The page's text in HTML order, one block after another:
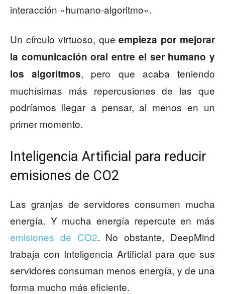
interacción «humano-algoritmo».
Un círculo virtuoso, queempieza por mejorar
la comunicación oral entre el ser humano y
los algoritmos, pero que acaba teniendo
muchísimas más repercusiones de las que
podríamos llegar a pensar, al menos en un
primer momento.
Inteligencia Artificial para reducir
emisiones de CO2
Las granjas de servidores consumen mucha
energía. Y mucha energía repercute en más
emisiones de CO2. No obstante, DeepMind
trabaja con Inteligencia Artificial para que sus
servidores consuman menos energía, y de una
forma mucho más eficiente.